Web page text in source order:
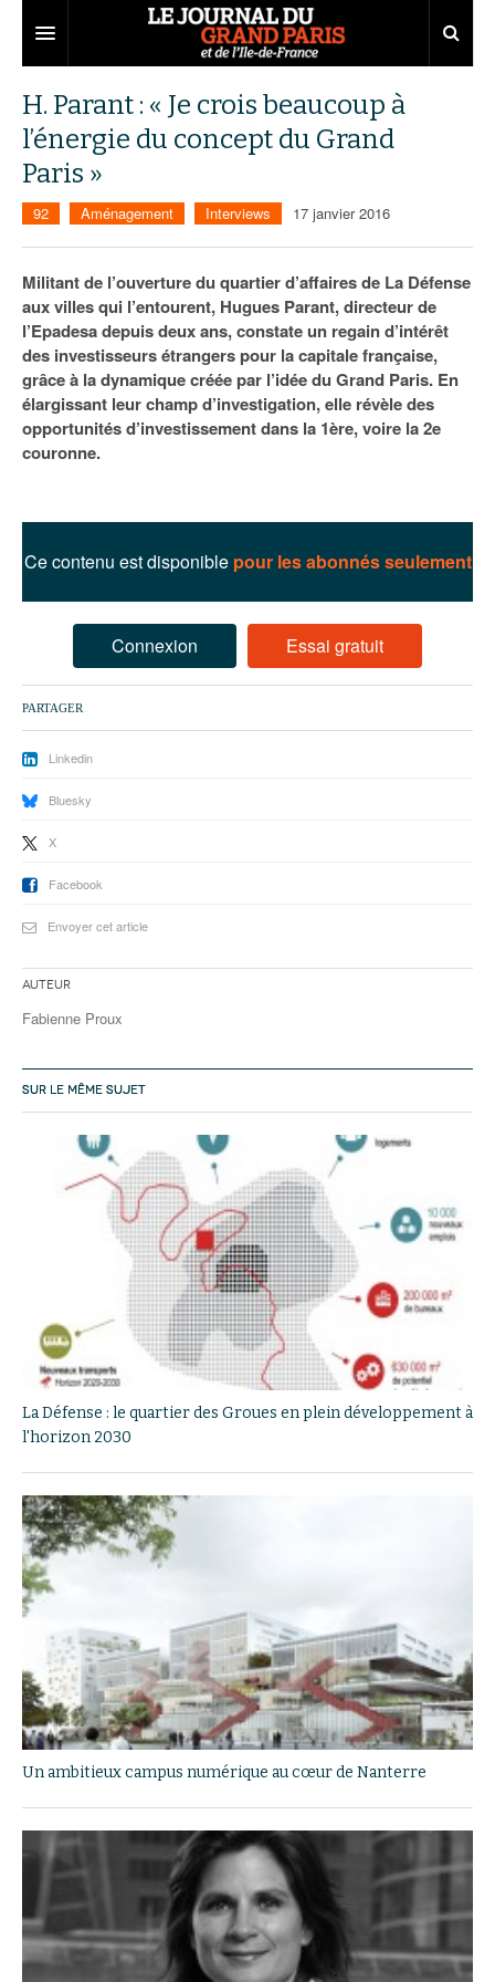
Territoires
Aménagement
Collectivités
Services urbains
Entreprises
Développement économique
Attractivité
Innovation
Transport
Marchés publics
Départements
77
78
91
92
Nominations
Portraits
Agenda
Les Assises du Grand Paris
Éditions précédentes
Le podcast
Ecouter les épisodes
Lire les résumés
H. Parant : « Je crois beaucoup à
l’énergie du concept du Grand
Paris »
92 Aménagement Interviews 17 janvier 2016
Militant de l’ouverture du quartier d’affaires de La Défense
aux villes qui l’entourent, Hugues Parant, directeur de
l’Epadesa depuis deux ans, constate un regain d’intérêt
des investisseurs étrangers pour la capitale française,
grâce à la dynamique créée par l’idée du Grand Paris. En
élargissant leur champ d’investigation, elle révèle des
opportunités d’investissement dans la 1ère, voire la 2e
couronne.
Ce contenu est disponible pour les abonnés seulement
Connexion Essai gratuit
PARTAGER
Linkedin
Bluesky
X
Facebook
Envoyer cet article
Auteur
Fabienne Proux
SUR LE MÊME SUJET
La Défense : le quartier des Groues en plein développement à
l'horizon 2030
Un ambitieux campus numérique au cœur de Nanterre